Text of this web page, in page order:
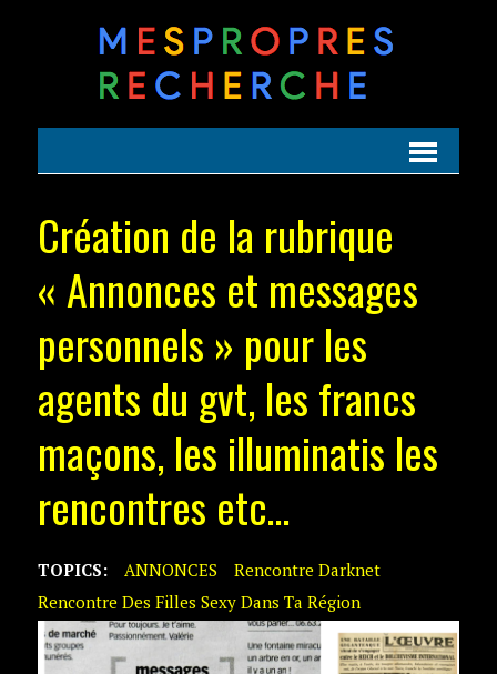
Création de la rubrique
« Annonces et messages
personnels » pour les
agents du gvt, les francs
maçons, les illuminatis les
rencontres etc…
TOPICS: ANNONCES
Rencontre Darknet
Rencontre Des Filles Sexy Dans Ta Région